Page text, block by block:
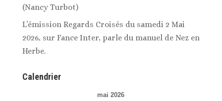
(Nancy Turbot)
L’émission Regards Croisés du samedi 2 Mai
2026, sur Fance Inter, parle du manuel de Nez en
Herbe.
Calendrier
mai 2026